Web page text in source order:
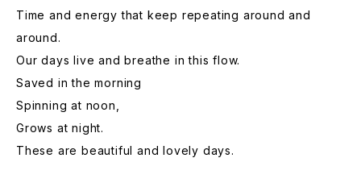
Time and energy that keep repeating around and
around.
Our days live and breathe in this flow.
Saved in the morning
Spinning at noon,
Grows at night.
These are beautiful and lovely days.